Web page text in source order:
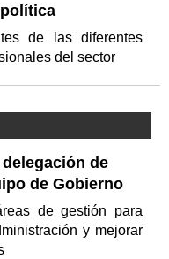
de las diferentes
del sector
de
de Gobierno
de gestión para
y mejorar